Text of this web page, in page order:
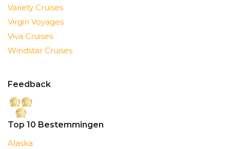
Variety Cruises
Virgin Voyages
Viva Cruises
Windstar Cruises
Feedback
Top 10 Bestemmingen
Alaska